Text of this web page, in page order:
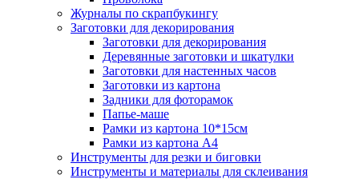
Журналы по скрапбукингу
Заготовки для декорирования
Заготовки для декорирования
Деревянные заготовки и шкатулки
Заготовки для настенных часов
Заготовки из картона
Задники для фоторамок
Папье-маше
Рамки из картона 10*15см
Рамки из картона А4
Инструменты для резки и биговки
Инструменты и материалы для склеивания